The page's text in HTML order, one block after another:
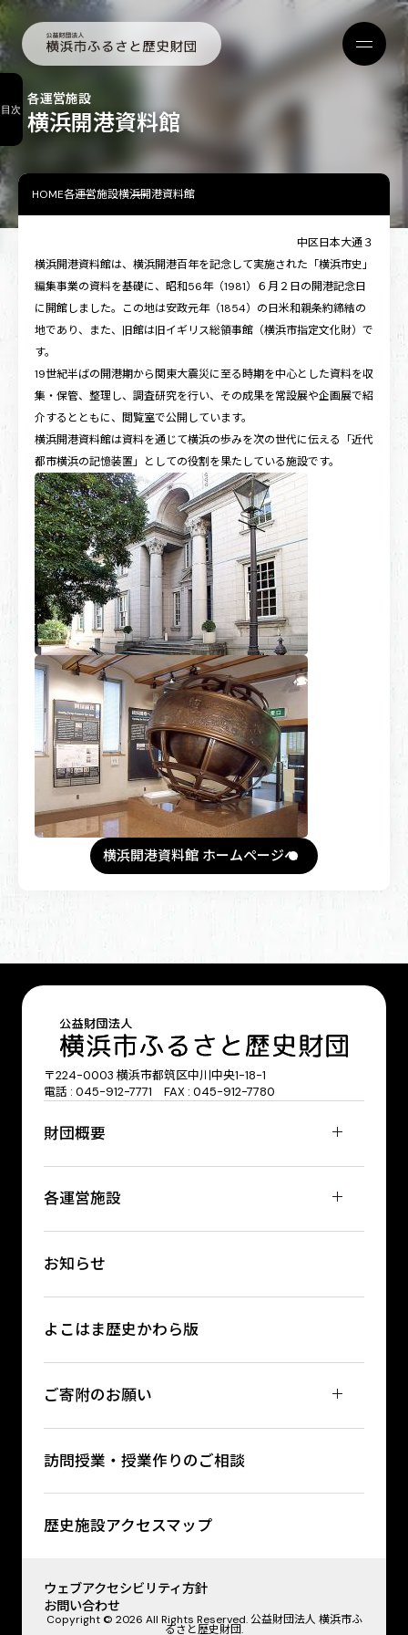
横浜開港資料館
各運営施設
HOME各運営施設横浜開港資料館
中区日本大通３
横浜開港資料館は、横浜開港百年を記念して実施された「横浜市史」
編集事業の資料を基礎に、昭和56年（1981）６月２日の開港記念日
に開館しました。この地は安政元年（1854）の日米和親条約締結の
地であり、また、旧館は旧イギリス総領事館（横浜市指定文化財）で
す。
19世紀半ばの開港期から関東大震災に至る時期を中心とした資料を収
集・保管、整理し、調査研究を行い、その成果を常設展や企画展で紹
介するとともに、閲覧室で公開しています。
横浜開港資料館は資料を通じて横浜の歩みを次の世代に伝える「近代
都市横浜の記憶装置」としての役割を果たしている施設です。
横浜開港資料館 ホームページへ
目次
〒224-0003 横浜市都筑区中川中央1-18-1
電話 : 045-912-7771 FAX : 045-912-7780
財団概要
各運営施設
お知らせ
よこはま歴史かわら版
ご寄附のお願い
訪問授業・授業作りのご相談
歴史施設アクセスマップ
ウェブアクセシビリティ方針
お問い合わせ
Copyright © 2026 All Rights Reserved. 公益財団法人 横浜市ふ
るさと歴史財団.